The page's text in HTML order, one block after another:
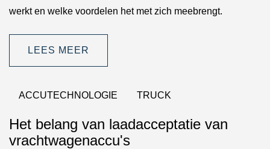
werkt en welke voordelen het met zich meebrengt.
LEES MEER
ACCUTECHNOLOGIE TRUCK
Het belang van laadacceptatie van
vrachtwagenaccu's